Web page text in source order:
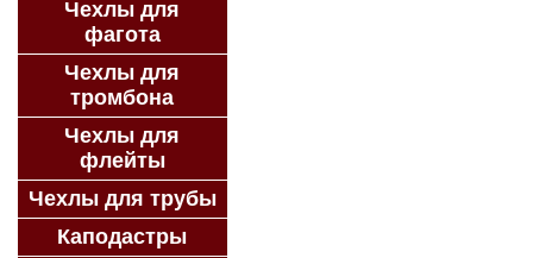
Чехлы для
фагота
Чехлы для
тромбона
Чехлы для
флейты
Чехлы для трубы
Каподастры